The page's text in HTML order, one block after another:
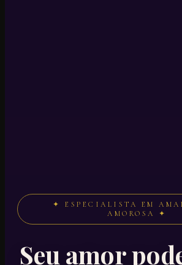
✦ ESPECIALISTA EM
AMOROSA ✦
Seu amor